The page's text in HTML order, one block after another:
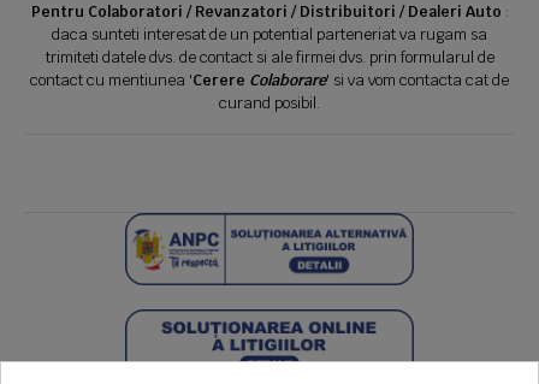
Pentru Colaboratori / Revanzatori / Distribuitori / Dealeri Auto :
daca sunteti interesat de un potential parteneriat va rugam sa
trimiteti datele dvs. de contact si ale firmei dvs. prin formularul de
contact cu mentiunea 'Cerere Colaborare' si va vom contacta cat de
curand posibil.